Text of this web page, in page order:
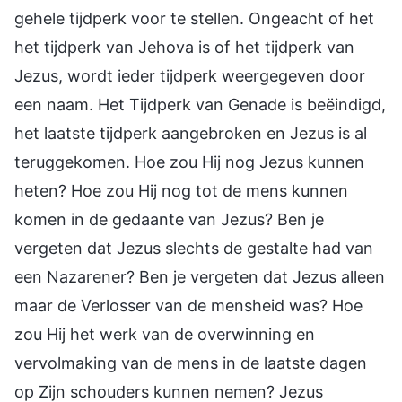
gehele tijdperk voor te stellen. Ongeacht of het
het tijdperk van Jehova is of het tijdperk van
Jezus, wordt ieder tijdperk weergegeven door
een naam. Het Tijdperk van Genade is beëindigd,
het laatste tijdperk aangebroken en Jezus is al
teruggekomen. Hoe zou Hij nog Jezus kunnen
heten? Hoe zou Hij nog tot de mens kunnen
komen in de gedaante van Jezus? Ben je
vergeten dat Jezus slechts de gestalte had van
een Nazarener? Ben je vergeten dat Jezus alleen
maar de Verlosser van de mensheid was? Hoe
zou Hij het werk van de overwinning en
vervolmaking van de mens in de laatste dagen
op Zijn schouders kunnen nemen? Jezus